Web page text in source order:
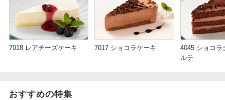
7018 レアチーズケーキ 7017 ショコラケーキ
4045 ショコラ
ルテ
おすすめの特集